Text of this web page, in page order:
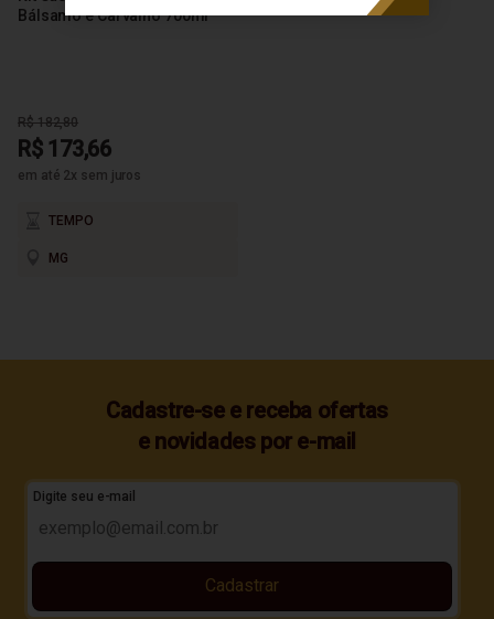
Bálsamo e Carvalho 700ml
R$ 182,80
R$ 173,66
em até 2x sem juros
TEMPO
MG
Cadastre-se e receba ofertas
e novidades por e-mail
Digite seu e-mail
Cadastrar